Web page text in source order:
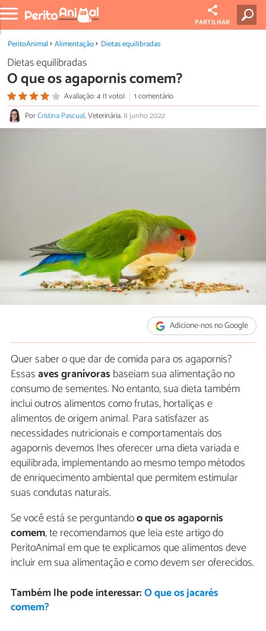
PARTILHAR
PeritoAnimal Alimentação Dietas equilibradas
Dietas equilibradas
O que os agapornis comem?
Avaliação: 4 (1 voto)
1 comentário
PorCristina Pascual, Veterinária.8 junho 2022
Adicione-nos no Google
Quer saber o que dar de comida para os agapornis?
Essasaves granívoras baseiam sua alimentação no
consumo de sementes. No entanto, sua dieta também
inclui outros alimentos como frutas, hortaliças e
alimentos de origem animal. Para satisfazer as
necessidades nutricionais e comportamentais dos
agapornis devemos lhes oferecer uma dieta variada e
equilibrada, implementando ao mesmo tempo métodos
de enriquecimento ambiental que permitem estimular
suas condutas naturais.
Se você está se perguntandoo que os agapornis
comem, te recomendamos que leia este artigo do
PeritoAnimal em que te explicamos que alimentos deve
incluir em sua alimentação e como devem ser oferecidos.
Também lhe pode interessar:O que os jacarés
comem?